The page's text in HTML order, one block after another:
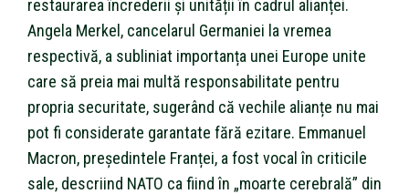
restaurarea încrederii și unității în cadrul alianței.
Angela Merkel, cancelarul Germaniei la vremea
respectivă, a subliniat importanța unei Europe unite
care să preia mai multă responsabilitate pentru
propria securitate, sugerând că vechile alianțe nu mai
pot fi considerate garantate fără ezitare. Emmanuel
Macron, președintele Franței, a fost vocal în criticile
sale, descriind NATO ca fiind în „moarte cerebrală” din